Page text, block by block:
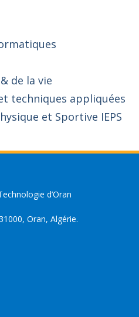
de la vie
techniques appliquées
et Sportive IEPS
d’Oran
Oran, Algérie.